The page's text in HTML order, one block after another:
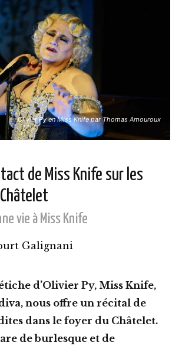
Olivier Py en Miss Knife par Thomas Amouroux
de Miss Knife sur les
vie à Miss Knife
Galignani
d’Olivier Py, Miss Knife,
nous offre un récital de
dans le foyer du Châtelet.
de burlesque et de